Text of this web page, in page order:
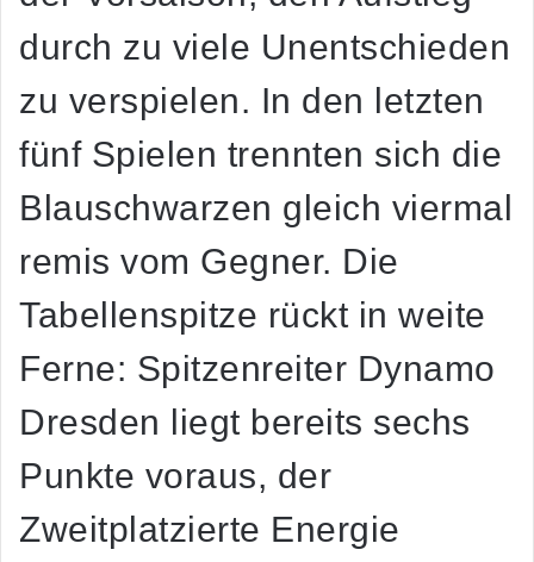
durch zu viele Unentschieden
zu verspielen. In den letzten
fünf Spielen trennten sich die
Blauschwarzen gleich viermal
remis vom Gegner. Die
Tabellenspitze rückt in weite
Ferne: Spitzenreiter Dynamo
Dresden liegt bereits sechs
Punkte voraus, der
Zweitplatzierte Energie